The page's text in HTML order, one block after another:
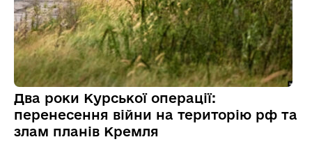
Два роки Курської операції:
перенесення війни на територію рф та
злам планів Кремля